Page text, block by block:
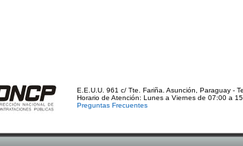
E.E.U.U. 961 c/ Tte. Fariña. Asunción, Paraguay -
Horario de Atención: Lunes a Viernes de 07:00 a
Preguntas Frecuentes